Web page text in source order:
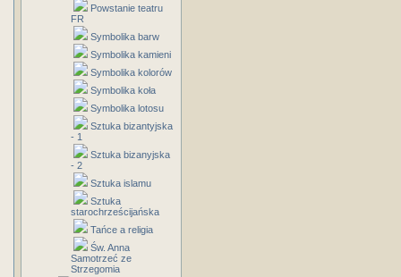
Powstanie teatru
FR
Symbolika barw
Symbolika kamieni
Symbolika kolorów
Symbolika koła
Symbolika lotosu
Sztuka bizantyjska
- 1
Sztuka bizanyjska
- 2
Sztuka islamu
Sztuka
starochrześcijańska
Tańce a religia
Św. Anna
Samotrzeć ze
Strzegomia